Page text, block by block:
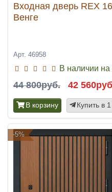
Входная дверь REX
Венге
Арт. 46958
В наличии на
44 800руб. 42
В корзину Купить в
-5%